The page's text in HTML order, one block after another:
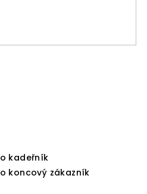
kadeřník
koncový zákazník